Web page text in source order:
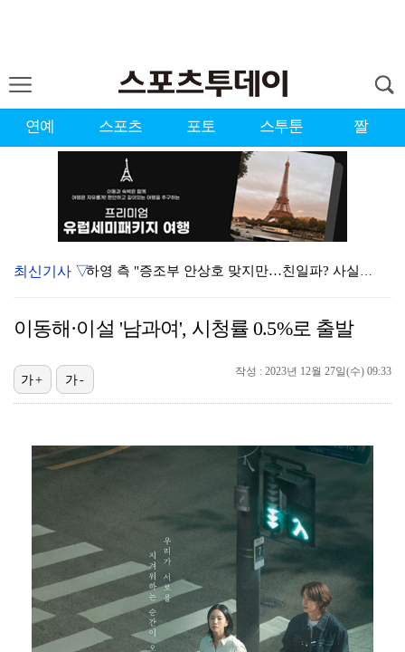
연예 스포츠 포토 스투툰 짤
하영 측 "증조부 안상호 맞지만…친일파? 사실무근" […
"아예 다른 관계잖아"…황정민 폭로자, 팬 주장에 반박…
"스토킹 피해자" 황정민VS"2억대 손해배상" A 씨,…
"블랙핑크 데뷔 10주년 행사로 국중박 입장 통제"…문…
기록적인 폭염에 멈췄던 KBO, 11일부터 순위 경쟁 …
최신기사 ▽
이동해·이설 '남과여', 시청률 0.5%로 출발
작성 : 2023년 12월 27일(수) 09:33
가+ 가-